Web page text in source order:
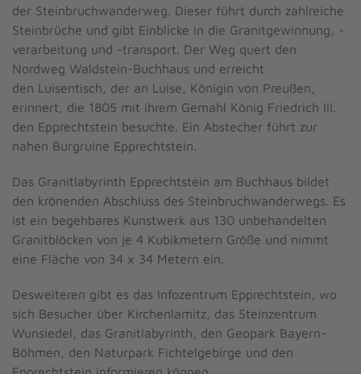
der Steinbruchwanderweg. Dieser führt durch zahlreiche
Steinbrüche und gibt Einblicke in die Granitgewinnung, -
verarbeitung und -transport. Der Weg quert den
Nordweg Waldstein-Buchhaus und erreicht
den Luisentisch, der an Luise, Königin von Preußen,
erinnert, die 1805 mit ihrem Gemahl König Friedrich III.
den Epprechtstein besuchte. Ein Abstecher führt zur
nahen Burgruine Epprechtstein.
Das Granitlabyrinth Epprechtstein am Buchhaus bildet
den krönenden Abschluss des Steinbruchwanderwegs. Es
ist ein begehbares Kunstwerk aus 130 unbehandelten
Granitblöcken von je 4 Kubikmetern Größe und nimmt
eine Fläche von 34 x 34 Metern ein.
Desweiteren gibt es das Infozentrum Epprechtstein, wo
sich Besucher über Kirchenlamitz, das Steinzentrum
Wunsiedel, das Granitlabyrinth, den Geopark Bayern-
Böhmen, den Naturpark Fichtelgebirge und den